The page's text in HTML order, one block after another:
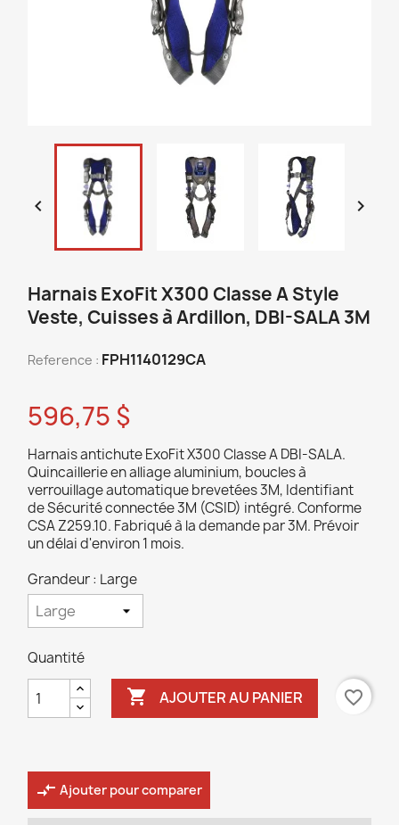
 
Harnais ExoFit X300 Classe A Style
Veste, Cuisses à Ardillon, DBI-SALA 3M
Reference : FPH1140129CA
596,75 $
Harnais antichute ExoFit X300 Classe A DBI-SALA.
Quincaillerie en alliage aluminium, boucles à
verrouillage automatique brevetées 3M, Identifiant
de Sécurité connectée 3M (CSID) intégré. Conforme
CSA Z259.10. Fabriqué à la demande par 3M. Prévoir
un délai d'environ 1 mois.
Grandeur : Large
Quantité
 AJOUTER AU PANIER favorite_border
compare_arrows Ajouter pour comparer